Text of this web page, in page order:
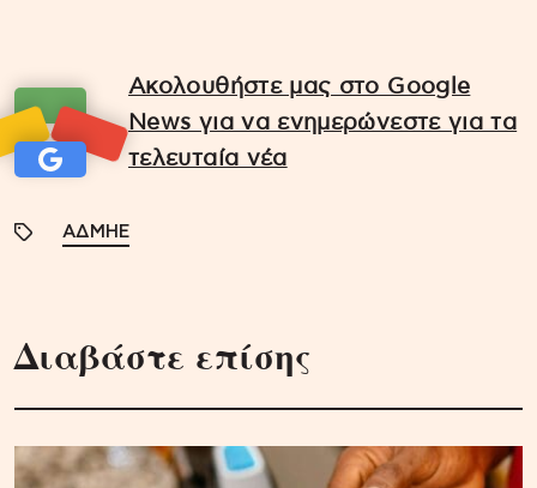
Ακολουθήστε μας στο Google
News για να ενημερώνεστε για τα
τελευταία νέα
ΑΔΜΗΕ
Διαβάστε επίσης